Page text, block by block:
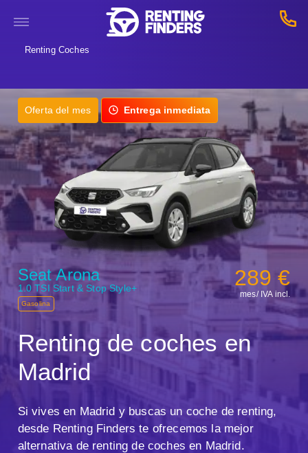
Renting Coches
Oferta del mes Entrega inmediata
Seat Arona
1.0 TSI Start & Stop Style+
Gasolina
289 €
mes/ IVA incl.
Renting de coches en
Madrid
Si vives en Madrid y buscas un coche de renting,
desde Renting Finders te ofrecemos la mejor
alternativa de renting de coches en Madrid.